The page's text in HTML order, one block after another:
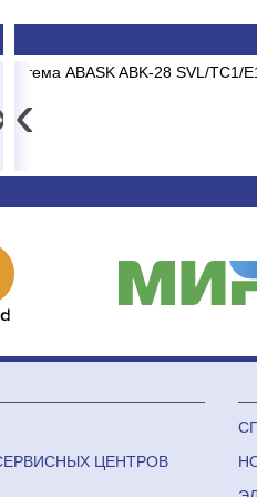
Счетчик газа БетарСплит-
‹
ЦЕНТРОВ